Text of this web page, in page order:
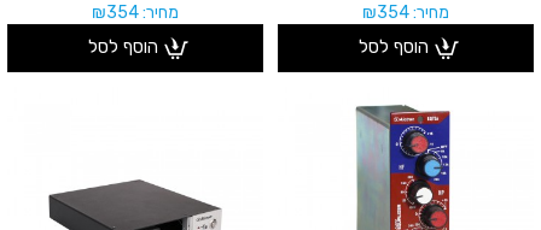
מחיר: ₪354
הוסף לסל
מחיר: ₪354
הוסף לסל